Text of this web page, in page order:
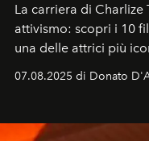
La carriera di
attivismo: scopri i 10
una delle attrici più
07.08.2025 di Donato